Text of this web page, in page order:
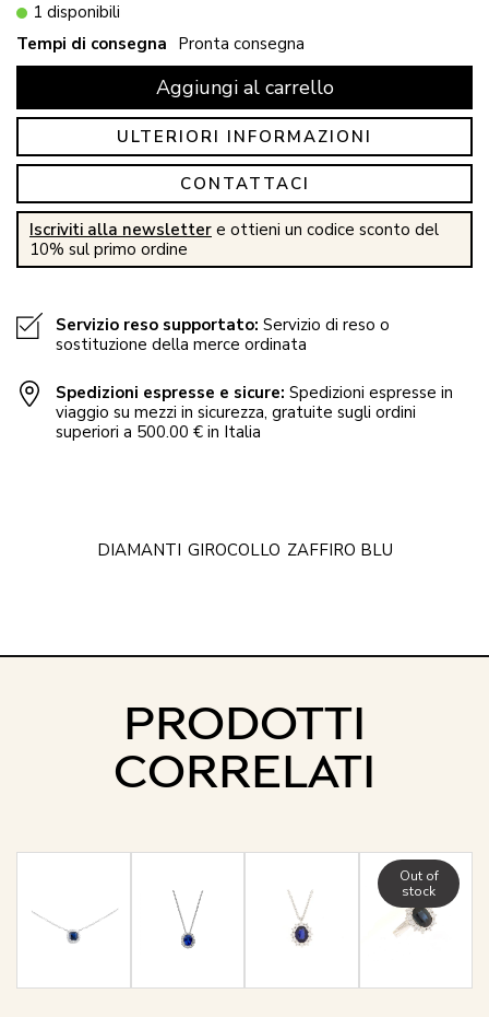
1 disponibili
Tempi di consegna Pronta consegna
Aggiungi al carrello
ULTERIORI INFORMAZIONI
CONTATTACI
Iscriviti alla newsletter e ottieni un codice sconto del
10% sul primo ordine
Servizio reso supportato: Servizio di reso o
sostituzione della merce ordinata
Spedizioni espresse e sicure: Spedizioni espresse in
viaggio su mezzi in sicurezza, gratuite sugli ordini
superiori a 500.00 € in Italia
DIAMANTI GIROCOLLO ZAFFIRO BLU
PRODOTTI
CORRELATI
Out of
stock